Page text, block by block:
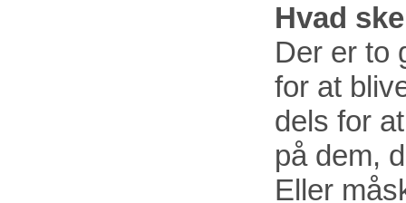
Hvad
Der er to
for at
dels for
på dem,
Eller